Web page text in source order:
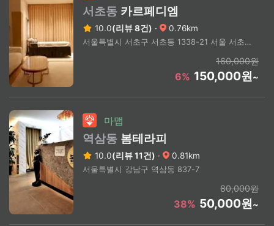
서초동 카르페디엠
10.0(리뷰 8건) · 0.76km
서울특별시 서초구 서초동 1338-21 서울 서초구 서초동 1338-20
160,000원
6% 150,000원~
마맵
역삼동 봄테라피
10.0(리뷰 11건) · 0.81km
서울특별시 강남구 역삼동 837-7
80,000원
38% 50,000원~